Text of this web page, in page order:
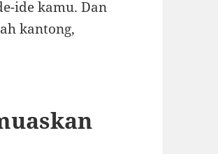
ide kamu. Dan
kantong,